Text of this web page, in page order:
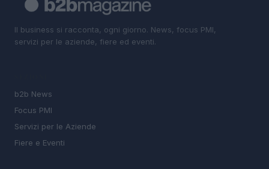
Il business si racconta, ogni giorno. News, focus PMI,
servizi per le aziende, fiere ed eventi.
b2b News
Focus PMI
Servizi per le Aziende
Fiere e Eventi